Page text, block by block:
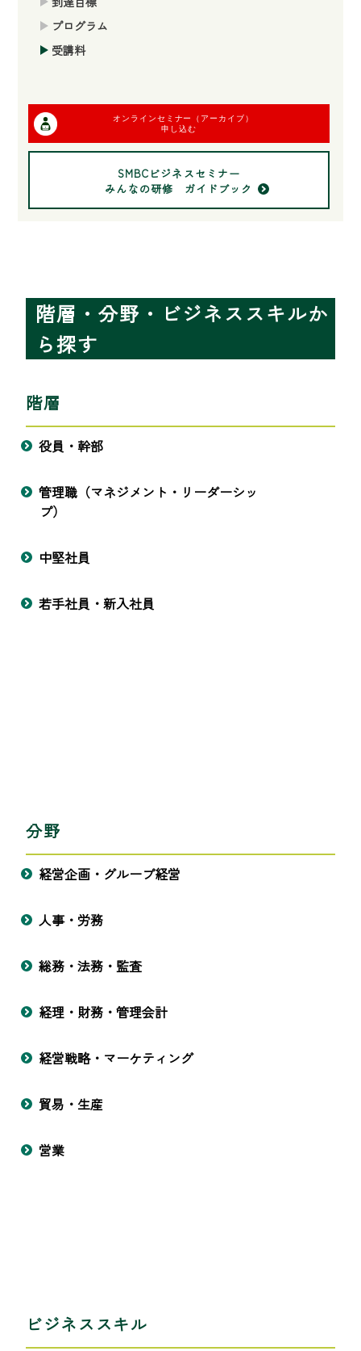
プログラム
受講料
オンラインセミナー（アーカイブ）
申し込む
SMBCビジネスセミナー
みんなの研修 ガイドブック
階層・分野・ビジネススキルか
ら探す
階層
役員・幹部
管理職（マネジメント・リーダーシッ
プ）
中堅社員
若手社員・新入社員
分野
経営企画・グループ経営
人事・労務
総務・法務・監査
経理・財務・管理会計
経営戦略・マーケティング
貿易・生産
営業
ビジネススキル